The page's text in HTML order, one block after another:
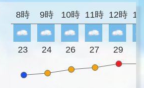
8時 9時 10時 11時 12時
23 24 26 27 29